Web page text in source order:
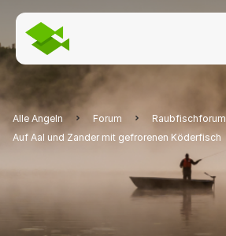
Alle Angeln Forum
Raubfischforum
Auf Aal und Zander mit gefrorenen Köderfisch